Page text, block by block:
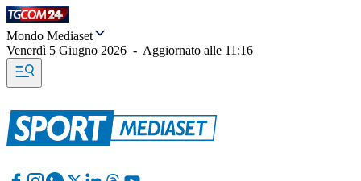
Mondo Mediaset
Venerdì 5 Giugno 2026 - Aggiornato alle 11:16